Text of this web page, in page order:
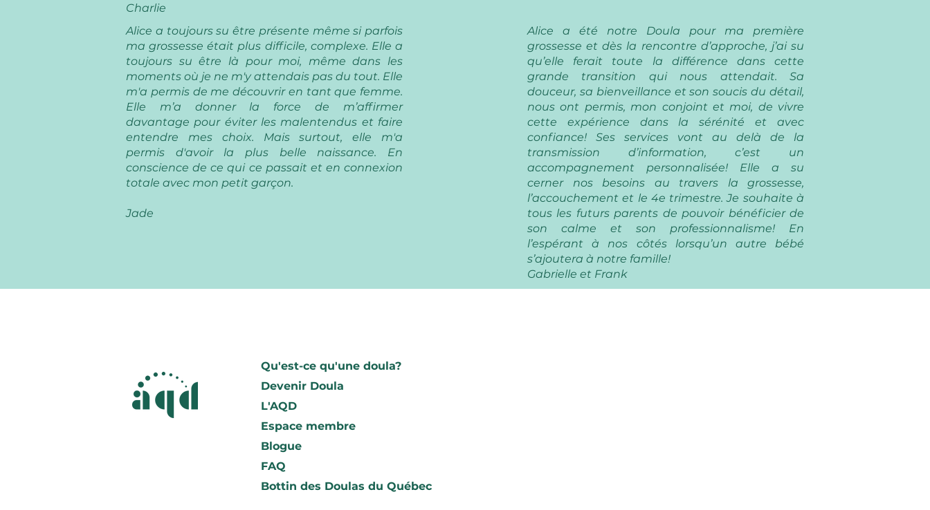
Charlie
Alice a toujours su être présente même si parfois
ma grossesse était plus difficile, complexe. Elle a
toujours su être là pour moi, même dans les
moments où je ne m'y attendais pas du tout. Elle
m'a permis de me découvrir en tant que femme.
Elle m’a donner la force de m’affirmer
davantage pour éviter les malentendus et faire
entendre mes choix. Mais surtout, elle m'a
permis d'avoir la plus belle naissance. En
conscience de ce qui ce passait et en connexion
totale avec mon petit garçon.
Jade
Alice a été notre Doula pour ma première
grossesse et dès la rencontre d’approche, j’ai su
qu’elle ferait toute la différence dans cette
grande transition qui nous attendait. Sa
douceur, sa bienveillance et son soucis du détail,
nous ont permis, mon conjoint et moi, de vivre
cette expérience dans la sérénité et avec
confiance! Ses services vont au delà de la
transmission d’information, c’est un
accompagnement personnalisée! Elle a su
cerner nos besoins au travers la grossesse,
l’accouchement et le 4e trimestre. Je souhaite à
tous les futurs parents de pouvoir bénéficier de
son calme et son professionnalisme! En
l’espérant à nos côtés lorsqu’un autre bébé
s’ajoutera à notre famille!
Gabrielle et Frank
Qu'est-ce qu'une doula?
Devenir Doula
L'AQD
Espace membre
Blogue
FAQ
Bottin des Doulas du Québec